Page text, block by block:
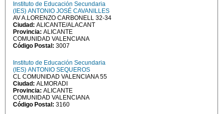
Instituto de Educación Secundaria
(IES) ANTONIO JOSÉ CAVANILLES
AV A.LORENZO CARBONELL 32-34
Ciudad: ALICANTE/ALACANT
Provincia: ALICANTE
COMUNIDAD VALENCIANA
Código Postal: 3007
Instituto de Educación Secundaria
(IES) ANTONIO SEQUEROS
CL COMUNIDAD VALENCIANA 55
Ciudad: ALMORADI
Provincia: ALICANTE
COMUNIDAD VALENCIANA
Código Postal: 3160